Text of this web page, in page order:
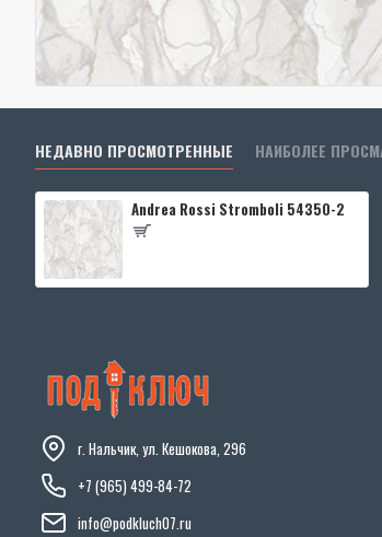
НЕДАВНО ПРОСМОТРЕННЫЕ НАИБОЛЕЕ
Andrea Rossi Stromboli 54350-2
г. Нальчик, ул. Кешокова, 296
+7 (965) 499-84-72
info@podkluch07.ru